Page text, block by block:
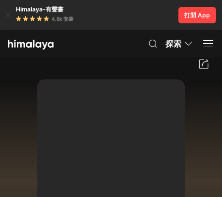
Himalaya-有聲書
4.8k 安裝
打開 App
探索